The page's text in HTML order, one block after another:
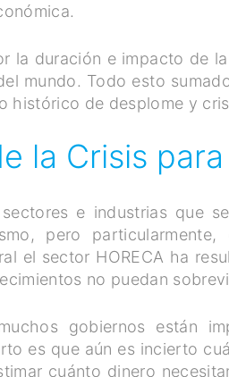
la duración e impacto de
mundo. Todo esto
histórico de desplome y
la Crisis
e industrias que
pero
el sector HORECA ha
no puedan
gobiernos están
es que aún es incierto
cuánto dinero